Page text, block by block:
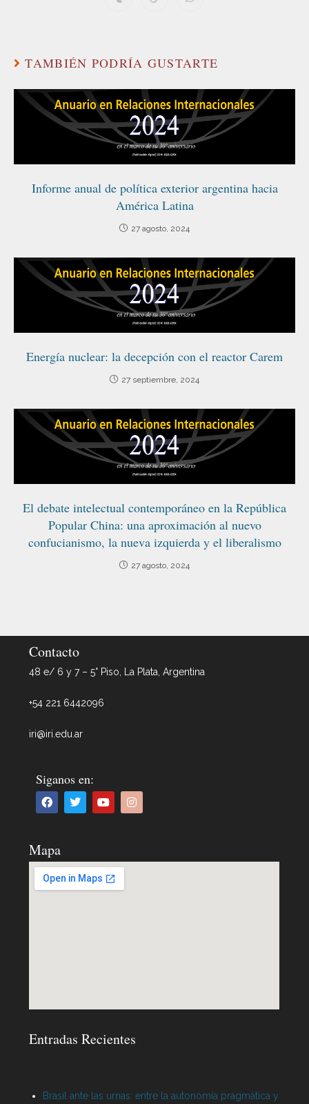
TAMBIÉN PODRÍA GUSTARTE
Informe anual de política exterior argentina hacia
América Latina
27 agosto, 2024
Energía nuclear: la decepción con el reactor Carem
27 septiembre, 2024
El debate intelectual contemporáneo en la República
Popular China: una aproximación al nuevo
confucianismo, la nueva izquierda y el liberalismo
27 agosto, 2024
Contacto
48 e/ 6 y 7 – 5° Piso, La Plata, Argentina
+54 221 6442096
iri@iri.edu.ar
Siganos en:
Mapa
Entradas Recientes
Brasil ante las urnas: entre la autonomía pragmática y